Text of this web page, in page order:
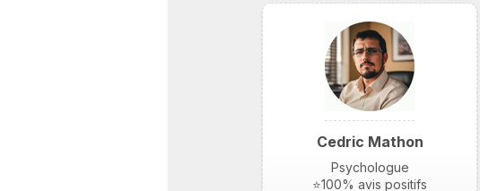
Cedric Mathon
Psychologue
⭐100% avis positifs